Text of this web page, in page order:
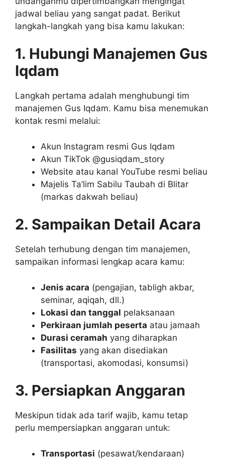
jadwal beliau yang sangat padat. Berikut
langkah-langkah yang bisa kamu lakukan:
1. Hubungi Manajemen Gus
Iqdam
Langkah pertama adalah menghubungi tim
manajemen Gus Iqdam. Kamu bisa menemukan
kontak resmi melalui:
Akun Instagram resmi Gus Iqdam
Akun TikTok @gusiqdam_story
Website atau kanal YouTube resmi beliau
Majelis Ta’lim Sabilu Taubah di Blitar
(markas dakwah beliau)
2. Sampaikan Detail Acara
Setelah terhubung dengan tim manajemen,
sampaikan informasi lengkap acara kamu:
Jenis acara (pengajian, tabligh akbar,
seminar, aqiqah, dll.)
Lokasi dan tanggal pelaksanaan
Perkiraan jumlah peserta atau jamaah
Durasi ceramah yang diharapkan
Fasilitas yang akan disediakan
(transportasi, akomodasi, konsumsi)
3. Persiapkan Anggaran
Meskipun tidak ada tarif wajib, kamu tetap
perlu mempersiapkan anggaran untuk:
Transportasi (pesawat/kendaraan)